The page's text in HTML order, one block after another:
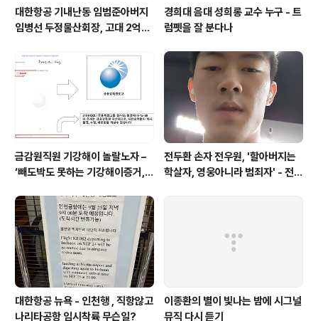
대한항공 기내난동 임범준아버지
임병선 두정물산회장, 고대 2억기
경희대 음대 성희롱 교수 누구 - 트
럼펫을 잘 분다나
금감원직원 기강해이 놀랄노자 –
‘빼도박도 못하는 기강해이증거,
가상화폐사기 연방 법원 소송장 보
니 금감원 컴퓨터서 출력 – 개인 소
송장에 ‘금감..
전두환 손자 전우원, '할아버지는
학살자, 영웅아니라 범죄자' - 전재
대한항공 뉴욕 - 인천행 , 직항않고
나리타공항 임시착륙 무슨일?
이종환의 별이 빛나는 밤에 시그널
뮤직 다시 듣기